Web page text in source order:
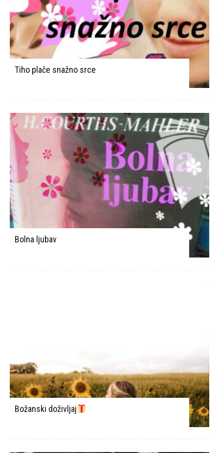
Tiho plače snažno srce
Bolna ljubav
Božanski doživljaj